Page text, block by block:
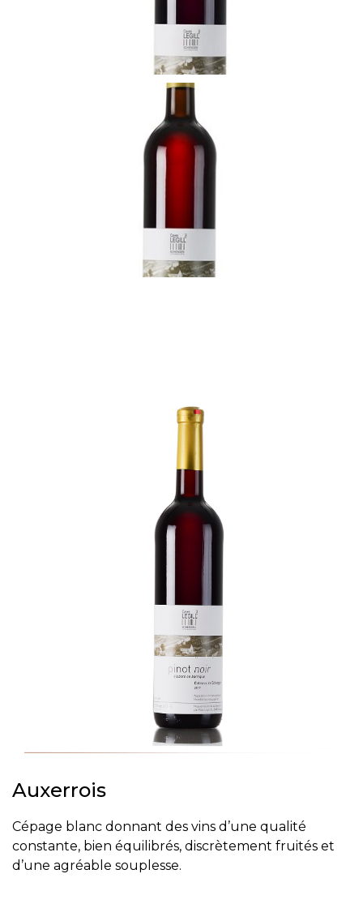
Auxerrois
Cépage blanc donnant des vins d’une qualité
constante, bien équilibrés, discrètement fruités et
d’une agréable souplesse.